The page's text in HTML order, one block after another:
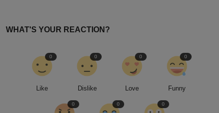
WHAT'S YOUR REACTION?
Like
0
Dislike
0
Love
0
Funny
0
0 0 0